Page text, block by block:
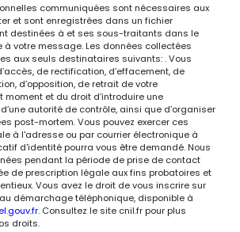
communiquées sont nécessaires aux
et sont enregistrées dans un fichier
destinées à et ses sous-traitants dans le
à votre message. Les données collectées
aux seuls destinataires suivants: . Vous
de rectification, d’effacement, de
d’opposition, de retrait de votre
moment et du droit d’introduire une
autorité de contrôle, ainsi que d’organiser
post-mortem. Vous pouvez exercer ces
à l'adresse ou par courrier électronique à
d'identité pourra vous être demandé. Nous
pendant la période de prise de contact
de prescription légale aux fins probatoires et
Vous avez le droit de vous inscrire sur
démarchage téléphonique, disponible à
. Consultez le site cnil.fr pour plus
droits.